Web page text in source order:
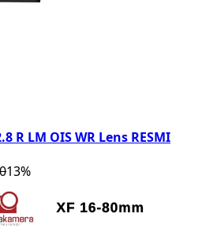
R LM OIS WR Lens RESMI
13%